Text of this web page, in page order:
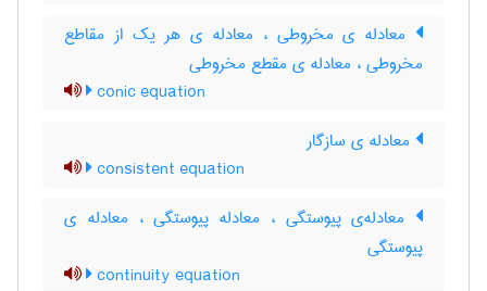
معادله ی مخروطی ، معادله ی هر یک از مقاطع
مخروطی ، معادله ی مقطع مخروطی
conic equation
معادله ی سازگار
consistent equation
معادله‌ی پیوستگی ، معادله پیوستگی ، معادله ی
پیوستگی
continuity equation